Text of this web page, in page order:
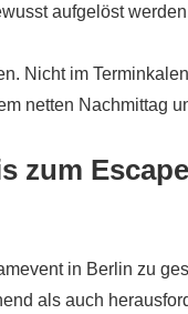
aufgelöst
Nicht im
netten Nachmittag
zum
in Berlin zu
als auch